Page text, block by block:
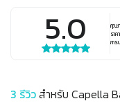
5.0 คุณ
ราค
การ
3 รีวิวสำหรับ Capella